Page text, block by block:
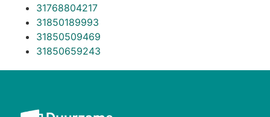
31768804217
31850189993
31850509469
31850659243